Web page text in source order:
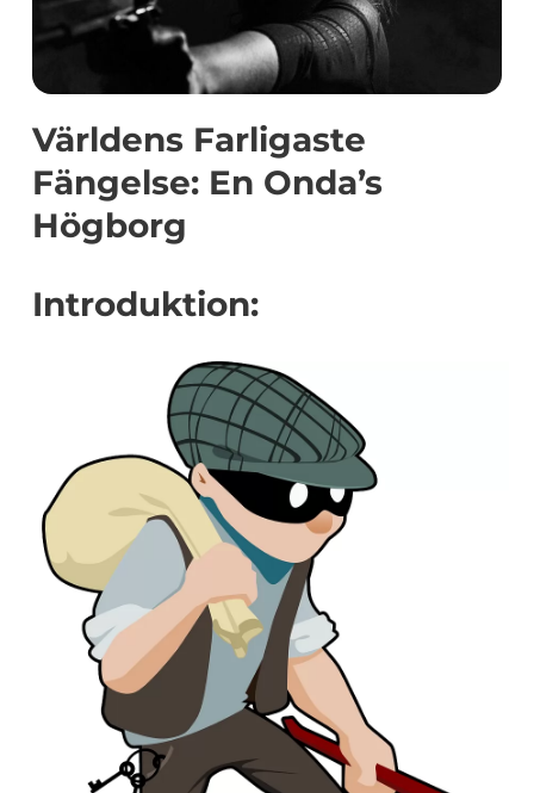
Världens Farligaste
Fängelse: En Onda’s
Högborg
Introduktion: